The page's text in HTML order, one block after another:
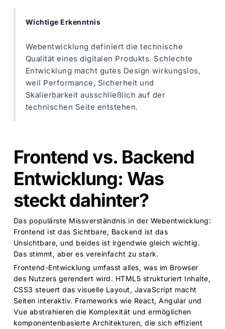
Wichtige Erkenntnis
Webentwicklung definiert die technische
Qualität eines digitalen Produkts. Schlechte
Entwicklung macht gutes Design wirkungslos,
weil Performance, Sicherheit und
Skalierbarkeit ausschließlich auf der
technischen Seite entstehen.
Frontend vs. Backend
Entwicklung: Was
steckt dahinter?
Das populärste Missverständnis in der Webentwicklung:
Frontend ist das Sichtbare, Backend ist das
Unsichtbare, und beides ist irgendwie gleich wichtig.
Das stimmt, aber es vereinfacht zu stark.
Frontend-Entwicklung umfasst alles, was im Browser
des Nutzers gerendert wird. HTML5 strukturiert Inhalte,
CSS3 steuert das visuelle Layout, JavaScript macht
Seiten interaktiv. Frameworks wie React, Angular und
Vue abstrahieren die Komplexität und ermöglichen
komponentenbasierte Architekturen, die sich effizient